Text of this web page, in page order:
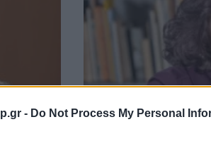
- Do Not Process My Personal